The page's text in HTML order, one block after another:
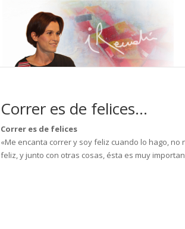
Correr es de felices…
Correr es de felices
«Me encanta correr y soy feliz cuando lo hago,
feliz, y junto con otras cosas, ésta es muy